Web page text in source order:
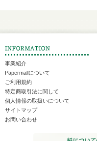
事業紹介
Papermallについて
ご利用規約
特定商取引法に関して
個人情報の取扱いについて
サイトマップ
お問い合わせ